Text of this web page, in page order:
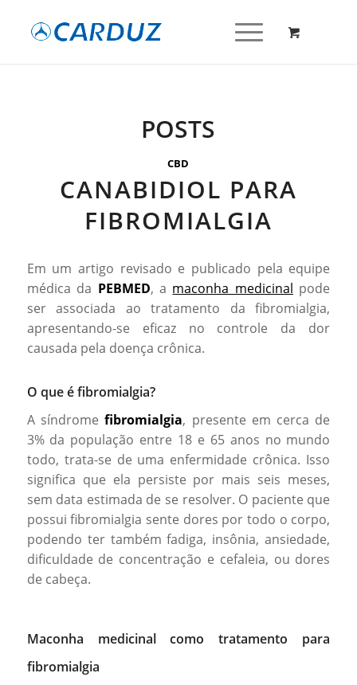
POSTS
CBD
CANABIDIOL PARA
FIBROMIALGIA
Em um artigo revisado e publicado pela equipe
médica da PEBMED, a maconha medicinal pode
ser associada ao tratamento da fibromialgia,
apresentando-se eficaz no controle da dor
causada pela doença crônica.
O que é fibromialgia?
A síndromefibromialgia, presente em cerca de
3% da população entre 18 e 65 anos no mundo
todo, trata-se de uma enfermidade crônica. Isso
significa que ela persiste por mais seis meses,
sem data estimada de se resolver. O paciente que
possui fibromialgia sente dores por todo o corpo,
podendo ter também fadiga, insônia, ansiedade,
dificuldade de concentração e cefaleia, ou dores
de cabeça.
Maconha medicinal como tratamento para
fibromialgia